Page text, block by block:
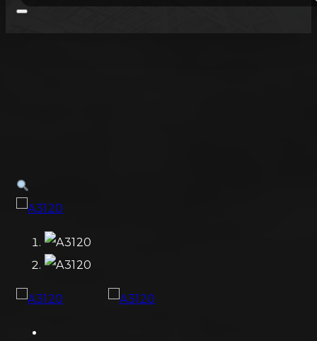
productos